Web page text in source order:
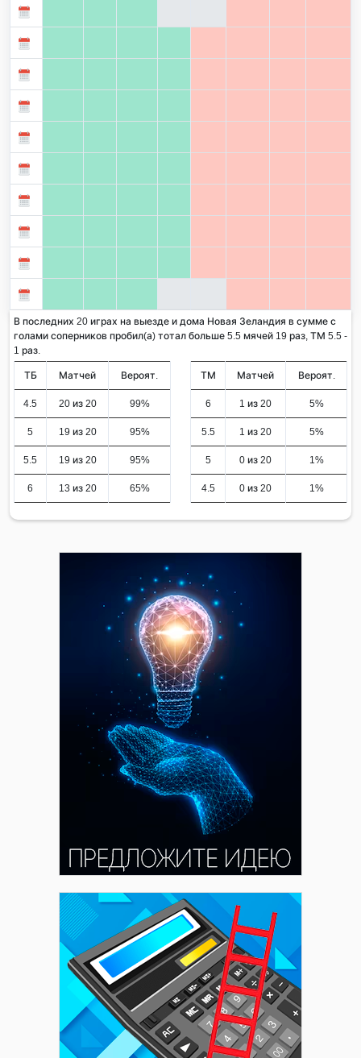
В последних 20 играх на выезде и дома Новая Зеландия в сумме с
голами соперников пробил(а) тотал больше 5.5 мячей 19 раз, ТМ 5.5 -
1 раз.
ТБ Матчей Вероят.
4.5 20 из 20 99%
5 19 из 20 95%
5.5 19 из 20 95%
6 13 из 20 65%
ТМ Матчей Вероят.
6 1 из 20 5%
5.5 1 из 20 5%
5 0 из 20 1%
4.5 0 из 20 1%